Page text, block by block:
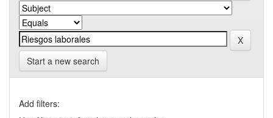
Start a new search
Add filters: